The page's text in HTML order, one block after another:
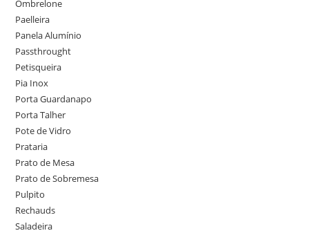
Ombrelone
Paelleira
Panela Alumínio
Passthrought
Petisqueira
Pia Inox
Porta Guardanapo
Porta Talher
Pote de Vidro
Prataria
Prato de Mesa
Prato de Sobremesa
Pulpito
Rechauds
Saladeira